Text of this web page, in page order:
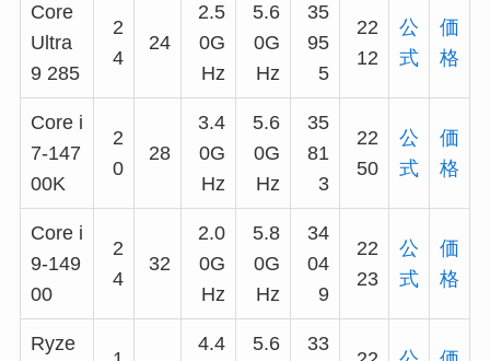
Core
Ultra
9 285
2
4
24
2.5
0G
Hz
5.6
0G
Hz
35
95
5
22
12
公
式
価
格
Core i
7-147
00K
2
0
28
3.4
0G
Hz
5.6
0G
Hz
35
81
3
22
50
公
式
価
格
Core i
9-149
00
2
4
32
2.0
0G
Hz
5.8
0G
Hz
34
04
9
22
23
公
式
価
格
Ryze 4.4 5.6 33